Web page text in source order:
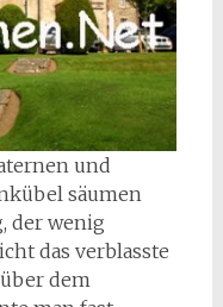
und
säumen
der wenig
das verblasste
dem